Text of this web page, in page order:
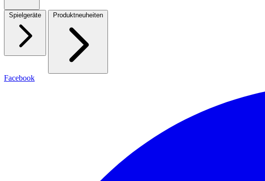
Spielgeräte Produktneuheiten
Facebook